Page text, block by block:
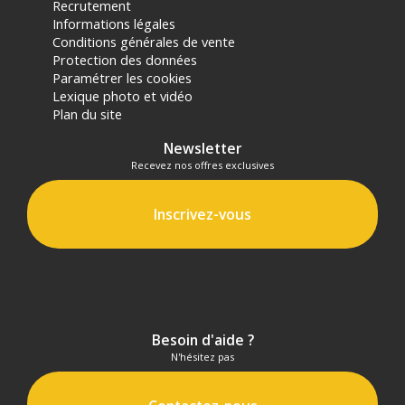
Recrutement
Informations légales
Conditions générales de vente
Protection des données
Paramétrer les cookies
Lexique photo et vidéo
Plan du site
Newsletter
Recevez nos offres exclusives
Inscrivez-vous
Besoin d'aide ?
N'hésitez pas